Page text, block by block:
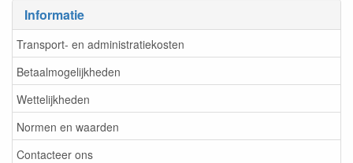
Informatie
Transport- en administratiekosten
Betaalmogelijkheden
Wettelijkheden
Normen en waarden
Contacteer ons